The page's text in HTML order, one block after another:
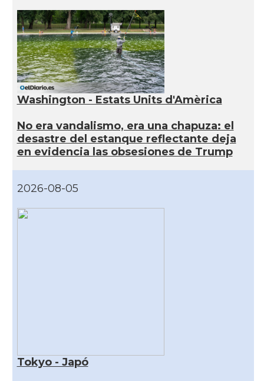
Washington - Estats Units d'Amèrica
No era vandalismo, era una chapuza: el
desastre del estanque reflectante deja
en evidencia las obsesiones de Trump
2026-08-05
Tokyo - Japó